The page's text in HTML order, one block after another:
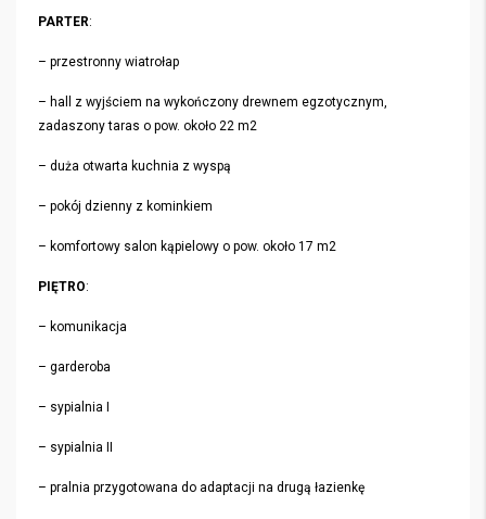
PARTER:
– przestronny wiatrołap
– hall z wyjściem na wykończony drewnem egzotycznym,
zadaszony taras o pow. około 22 m2
– duża otwarta kuchnia z wyspą
– pokój dzienny z kominkiem
– komfortowy salon kąpielowy o pow. około 17 m2
PIĘTRO:
– komunikacja
– garderoba
– sypialnia I
– sypialnia II
– pralnia przygotowana do adaptacji na drugą łazienkę